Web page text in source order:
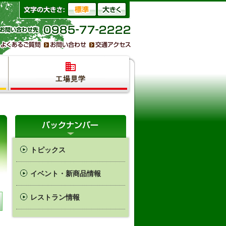
トピックス
イベント・新商品情報
レストラン情報